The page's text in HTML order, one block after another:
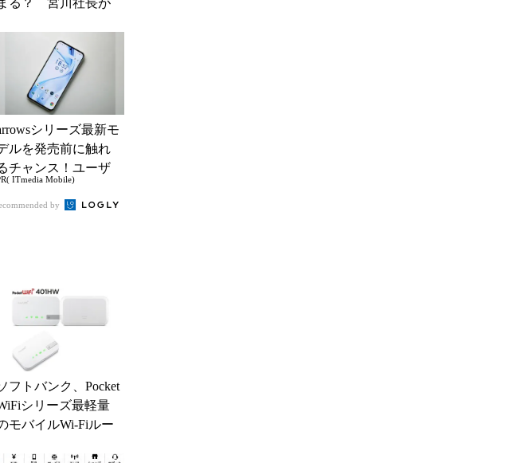
る？ 宮川社長が
ホッピング対策は
「真剣にやり...
シリーズ最新モ
ルを発売前に触れ
チャンス！ユーザ
座談会開催
ITmedia Mobile)
by
フトバンク、Pocket
シリーズ最軽量
モバイルWi-Fiルー